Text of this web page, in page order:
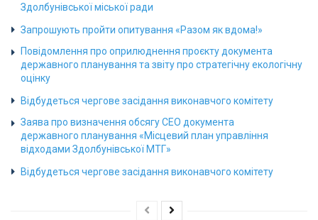
Здолбунівської міської ради
Запрошують пройти опитування «Разом як вдома!»
Повідомлення про оприлюднення проєкту документа
державного планування та звіту про стратегічну екологічну
оцінку
Відбудеться чергове засідання виконавчого комітету
Заява про визначення обсягу СЕО документа
державного планування «Місцевий план управління
відходами Здолбунівської МТГ»
Відбудеться чергове засідання виконавчого комітету